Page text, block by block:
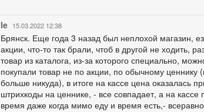
le 15.03.2022 12:38
Брянск. Еще года 3 назад был неплохой магазин,
акции, что-то так брали, чтоб в другой не ходить,
товар из каталога, из-за которого специально,
покупали товар не по акции, по обычному ценнику
больше никуда), в итоге на кассе цена оказалась
штрихкоды на ценнике, - все совпадает, а на
время даже когда мимо еду и время есть,-